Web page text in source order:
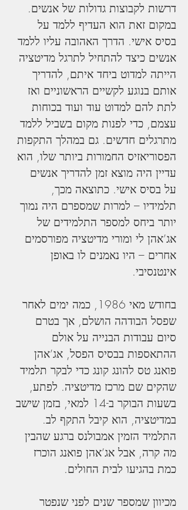
דרשות לקבוצות גדולות של אנשים.
במקום זאת הוא העדיף ללמד על
בסיס אישי. הדרך האהובה עליו ללמד
אנשים כיצד להתחיל לתרגל מדיטציה
הייתה למדוט ביחד איתם, להדריך
אותם בנוגע לקשיים הראשוניים ואז
לתת להם למדוט עוד ועוד בכוחות
עצמם, כדי לפנות מקום בשביל ללמד
מתרגלים חדשים. גם במהלך התקפות
הפסוריאזיס החמורות ביותר שלו, הוא
עדיין היה מוצא זמן להדריך אנשים
על בסיס אישי. כתוצאה מכך,
תלמידיו – למרות שמספרם היה נמוך
יותר ביחס למספר התלמידים של
אג’אהן לי ומורי מדיטציה מפורסמים
אחרים – היו נאמנים לו באופן
אינטנסיבי.
בחודש מאי 1986, כמה ימים לאחר
שפסל הבודהה הושלם, אך בטרם
סיום עבודות הבנייה על אולם
ההתאספות בבסיס הפסל, אג’אהן
פואנג טס להונג קונג כדי לבקר תלמיד
שהקים שם מרכז מדיטציה. לפתע,
בשעות הבוקר ב-14 למאי, בזמן שישב
במדיטציה, הוא קיבל התקף לב.
התלמיד הזמין אמבולנס ברגע שהבין
מה קרה, אבל אג’אהן פואנג הוכרז
כמת בהגיעו לבית החולים.
מכיוון שמספר שנים לפני שנפטר